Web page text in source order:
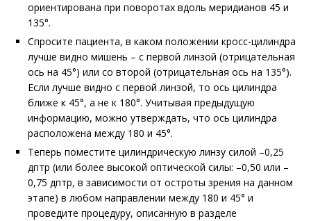
ориентирована при поворотах вдоль меридианов 45 и
135°.
Спросите пациента, в каком положении кросс-цилиндра
лучше видно мишень – с первой линзой (отрицательная
ось на 45°) или со второй (отрицательная ось на 135°).
Если лучше видно с первой линзой, то ось цилиндра
ближе к 45°, а не к 180°. Учитывая предыдущую
информацию, можно утверждать, что ось цилиндра
расположена между 180 и 45°.
Теперь поместите цилиндрическую линзу силой –0,25
дптр (или более высокой оптической силы: –0,50 или –
0,75 дптр, в зависимости от остроты зрения на данном
этапе) в любом направлении между 180 и 45° и
проведите процедуру, описанную в разделе